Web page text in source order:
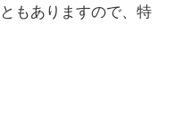
もありますので、特